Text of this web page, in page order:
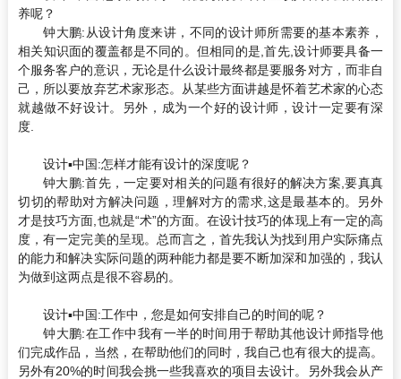
养呢？
钟大鹏: 从设计角度来讲，不同的设计师所需要的基本素养，
相关知识面的覆盖都是不同的。但相同的是,首先,设计师要具备一
个服务客户的意识，无论是什么设计最终都是要服务对方，而非自
己，所以要放弃艺术家形态。从某些方面讲越是怀着艺术家的心态
就越做不好设计。另外，成为一个好的设计师，设计一定要有深
度.
设计▪中国:怎样才能有设计的深度呢？
钟大鹏:首先，一定要对相关的问题有很好的解决方案,要真真
切切的帮助对方解决问题，理解对方的需求,这是最基本的。另外
才是技巧方面,也就是“术”的方面。在设计技巧的体现上有一定的高
度，有一定完美的呈现。总而言之，首先我认为找到用户实际痛点
的能力和解决实际问题的两种能力都是要不断加深和加强的，我认
为做到这两点是很不容易的。
设计▪中国:工作中，您是如何安排自己的时间的呢？
钟大鹏:在工作中我有一半的时间用于帮助其他设计师指导他
们完成作品，当然，在帮助他们的同时，我自己也有很大的提高。
另外有20%的时间我会挑一些我喜欢的项目去设计。另外我会从产